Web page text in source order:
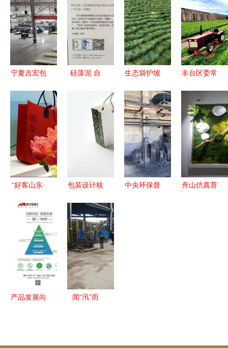
宁夏吉宏包
建成约4.6
万㎡环保包
装智能工
厂，拓展生
态环境材料
销售
硅藻泥 自
建筑新选择
生态袋护坡
创新解决方
案——德州
众汇土工材
料引领生态
环境建设
丰台区委常
2020年生
态环境保护
工作汇报，
探索生态价
值转化新路
径
“好客山东·
东”旅游购
物大礼包亮
相旅发大
会，推动生
态环境材料
转型
包装设计核
与生态环境
的互动影响
中央环保督
舟山仿真苔
产品发展向
闻“汛”而